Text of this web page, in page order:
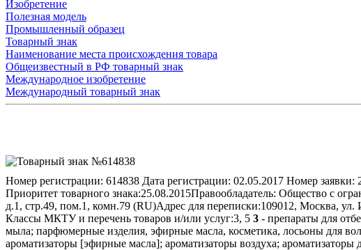
Изобретение
Полезная модель
Промышленный образец
Товарный знак
Наименование места происхождения товара
Общеизвестный в РФ товарный знак
Международное изобретение
Международный товарный знак
Номер регистрации: 614838 Дата регистрации: 02.05.2017 Номер заявки:
Приоритет товарного знака:25.08.2015Правообладатель: Общество с
д.1, стр.49, пом.1, комн.79 (RU)Адрес для переписки:109012, Москва,
Классы МКТУ и перечень товаров и/или услуг:3, 5 3 - препараты для
мыла; парфюмерные изделия, эфирные масла, косметика, лосьоны для
ароматизаторы [эфирные масла]; ароматизаторы воздуха;